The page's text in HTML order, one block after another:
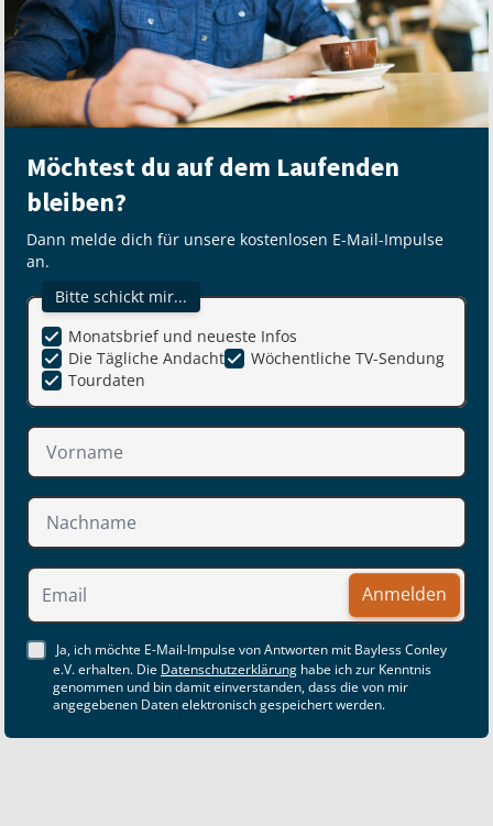
Möchtest du auf dem Laufenden
bleiben?
Dann melde dich für unsere kostenlosen E-Mail-Impulse
an.
Bitte schickt mir...
Monatsbrief und neueste Infos
Die Tägliche Andacht
Wöchentliche TV-Sendung
Tourdaten
Anmelden
Ja, ich möchte E-Mail-Impulse von Antworten mit Bayless Conley
e.V. erhalten. Die Datenschutzerklärung habe ich zur Kenntnis
genommen und bin damit einverstanden, dass die von mir
angegebenen Daten elektronisch gespeichert werden.